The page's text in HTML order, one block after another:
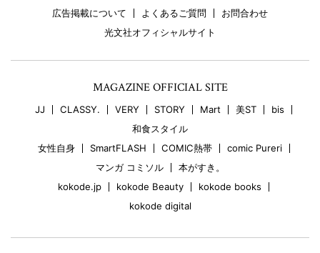
広告掲載について
よくあるご質問
お問合わせ
光文社オフィシャルサイト
MAGAZINE OFFICIAL SITE
JJ CLASSY. VERY STORY Mart 美ST
bis
和食スタイル
女性自身
SmartFLASH COMIC熱帯
comic Pureri
マンガ コミソル
本がすき。
kokode.jp
kokode Beauty
kokode books
kokode digital